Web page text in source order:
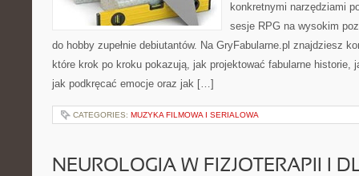
konkretnymi narzędziami
sesje RPG na wysokim
do hobby zupełnie debiutantów. Na GryFabularne.pl znajdziesz
które krok po kroku pokazują, jak projektować fabularne historie,
jak podkręcać emocje oraz jak […]
CATEGORIES: MUZYKA FILMOWA I SERIALOWA
NEUROLOGIA W FIZJOTERAPII I